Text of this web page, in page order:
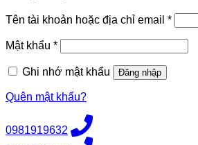
Tên tài khoản hoặc địa chỉ email *Bắt
buộc
Mật khẩu *Bắt
buộc
Ghi nhớ mật khẩu
Đăng nhập
Quên mật khẩu?
0981919632